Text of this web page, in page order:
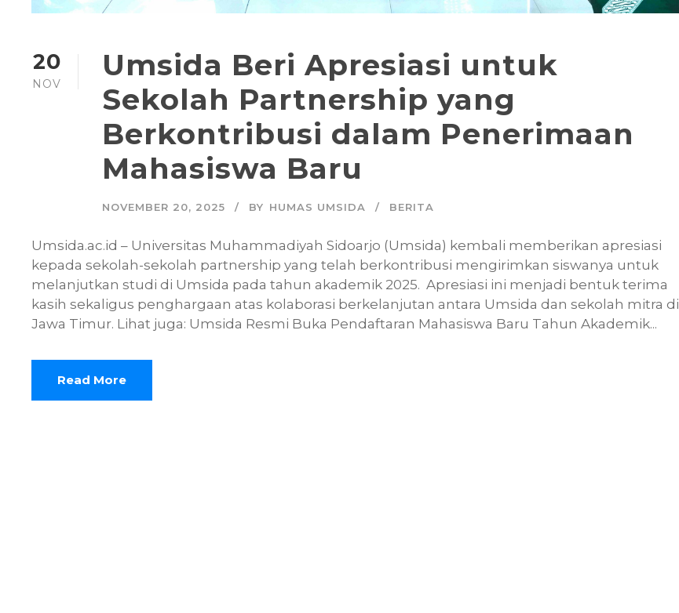
20
NOV
Umsida Beri Apresiasi untuk
Sekolah Partnership yang
Berkontribusi dalam Penerimaan
Mahasiswa Baru
NOVEMBER 20, 2025 BY HUMAS UMSIDA BERITA
Umsida.ac.id – Universitas Muhammadiyah Sidoarjo (Umsida) kembali memberikan apresiasi
kepada sekolah-sekolah partnership yang telah berkontribusi mengirimkan siswanya untuk
melanjutkan studi di Umsida pada tahun akademik 2025. Apresiasi ini menjadi bentuk terima
kasih sekaligus penghargaan atas kolaborasi berkelanjutan antara Umsida dan sekolah mitra di
Jawa Timur. Lihat juga: Umsida Resmi Buka Pendaftaran Mahasiswa Baru Tahun Akademik...
Read More